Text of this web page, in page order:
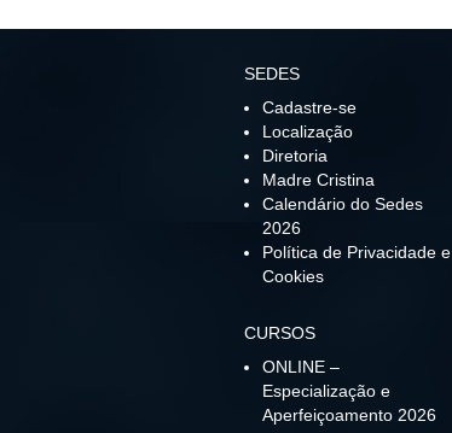
SEDES
Cadastre-se
Localização
Diretoria
Madre Cristina
Calendário do Sedes
2026
Política de Privacidade e
Cookies
CURSOS
ONLINE –
Especialização e
Aperfeiçoamento 2026